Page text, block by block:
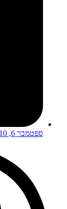
ספטמבר 6, 2010